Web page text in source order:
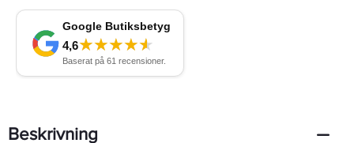
Beskrivning